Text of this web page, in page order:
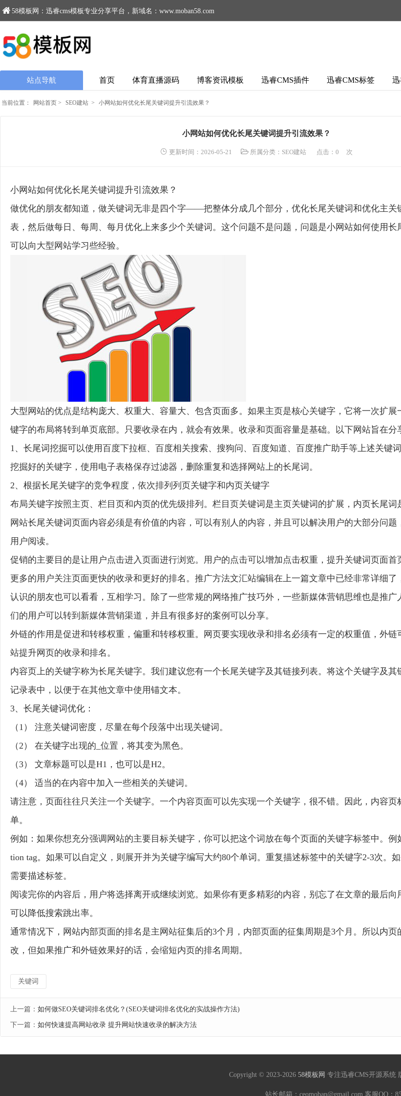
58模板网：迅睿cms模板专业分享平台，新域名：www.moban58.com
站点导航 首页 体育直播源码 博客资讯模板 迅睿CMS插件 迅睿CMS标签
当前位置： 网站首页 > SEO建站 > 小网站如何优化长尾关键词提升引流效果？
小网站如何优化长尾关键词提升引流效果？
更新时间：2026-05-21 所属分类： SEO建站 点击： 0 次
小网站如何优化长尾关键词提升引流效果？
做优化的朋友都知道，做关键词无非是四个字——把整体分成几个部分，优化长尾关键词和优化主关
表，然后做每日、每周、每月优化上来多少个关键词。这个问题不是问题，问题是小网站如何使用长
可以向大型网站学习些经验。
大型网站的优点是结构庞大、权重大、容量大、包含页面多。如果主页是核心关键字，它将一次扩展
键字的布局将转到单页底部。只要收录在内，就会有效果。收录和页面容量是基础。以下网站旨在分
1、长尾词挖掘可以使用百度下拉框、百度相关搜索、搜狗问、百度知道、百度推广助手等上述关键
挖掘好的关键字，使用电子表格保存过滤器，删除重复和选择网站上的长尾词。
2、根据长尾关键字的竞争程度，依次排列列页关键字和内页关键字
布局关键字按照主页、栏目页和内页的优先级排列。栏目页关键词是主页关键词的扩展，内页长尾词
网站长尾关键词页面内容必须是有价值的内容，可以有别人的内容，并且可以解决用户的大部分问
用户阅读。
促销的主要目的是让用户点击进入页面进行浏览。用户的点击可以增加点击权重，提升关键词页面首
更多的用户关注页面更快的收录和更好的排名。推广方法文汇站编辑在上一篇文章中已经非常详细了
认识的朋友也可以看看，互相学习。除了一些常规的网络推广技巧外，一些新媒体营销思维也是推
们的用户可以转到新媒体营销渠道，并且有很多好的案例可以分享。
外链的作用是促进和转移权重，偏重和转移权重。网页要实现收录和排名必须有一定的权重值，外
站提升网页的收录和排名。
内容页上的关键字称为长尾关键字。我们建议您有一个长尾关键字及其链接列表。将这个关键字及
记录表中，以便于在其他文章中使用锚文本。
3、长尾关键词优化：
（1） 注意关键词密度，尽量在每个段落中出现关键词。
（2） 在关键字出现的_位置，将其变为黑色。
（3） 文章标题可以是H1，也可以是H2。
（4） 适当的在内容中加入一些相关的关键词。
请注意，页面往往只关注一个关键字。一个内容页面可以先实现一个关键字，很不错。因此，内容
单。
例如：如果你想充分强调网站的主要目标关键字，你可以把这个词放在每个页面的关键字标签中。例
tion tag。如果可以自定义，则展开并为关键字编写大约80个单词。重复描述标签中的关键字2-3次。
需要描述标签。
阅读完你的内容后，用户将选择离开或继续浏览。如果你有更多精彩的内容，别忘了在文章的最后
可以降低搜索跳出率。
通常情况下，网站内部页面的排名是主网站征集后的3个月，内部页面的征集周期是3个月。所以内
改，但如果推广和外链效果好的话，会缩短内页的排名周期。
关键词
上一篇： 如何做SEO关键词排名优化？(SEO关键词排名优化的实战操作方法)
下一篇： 如何快速提高网站收录 提升网站快速收录的解决方法
Copyright © 2023-2026 58模板网 专注迅睿CMS开源系统
站长邮箱：ceomoban@gmail.com 客服QQ：